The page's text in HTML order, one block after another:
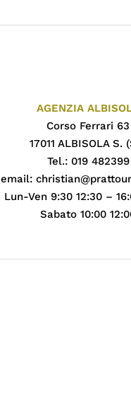
AGENZIA
Corso Ferrari 63
17011 ALBISOLA S.
Tel.: 019 482399
email:
Lun-Ven 9:30 12:30 –
Sabato 10:00